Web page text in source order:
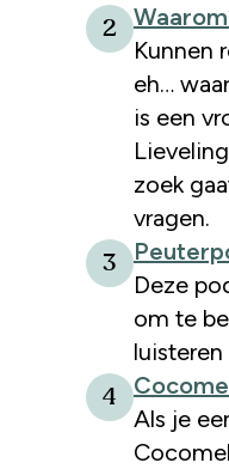
2
Kunnen
eh…
is een
zoek
vragen.
3
Deze
om te
luisteren
4
Als je